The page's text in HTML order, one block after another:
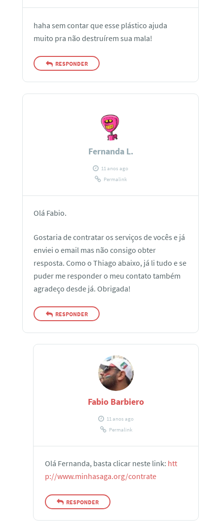
haha sem contar que esse plástico ajuda
muito pra não destruírem sua mala!
RESPONDER
Fernanda L.
11 anos ago
Permalink
Olá Fabio.
Gostaria de contratar os serviços de vocês e já
enviei o email mas não consigo obter
resposta. Como o Thiago abaixo, já li tudo e se
puder me responder o meu contato também
agradeço desde já. Obrigada!
RESPONDER
Fabio Barbiero
11 anos ago
Permalink
Olá Fernanda, basta clicar neste link: htt
p://www.minhasaga.org/contrate
RESPONDER